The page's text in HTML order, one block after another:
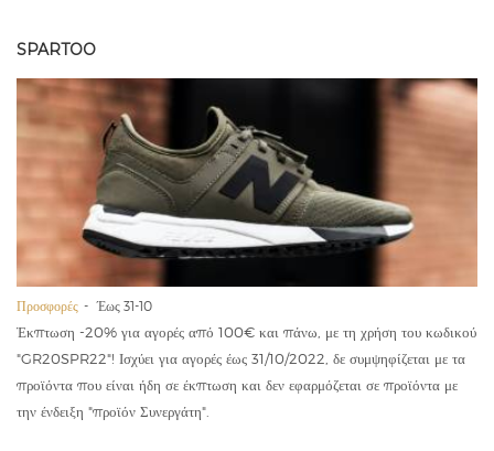
SPARTOO
Προσφορές Έως 31-10
Έκπτωση -20% για αγορές από 100€ και πάνω, με τη χρήση του κωδικού
"GR20SPR22"! Ισχύει για αγορές έως 31/10/2022, δε συμψηφίζεται με τα
προϊόντα που είναι ήδη σε έκπτωση και δεν εφαρμόζεται σε προϊόντα με
την ένδειξη "προϊόν Συνεργάτη".